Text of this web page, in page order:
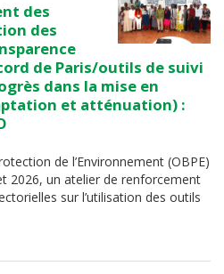
des
des
de Paris/outils de suivi
dans la mise en
et atténuation) :
de l’Environnement (OBPE)
2026, un atelier de renforcement
sur l’utilisation des outils